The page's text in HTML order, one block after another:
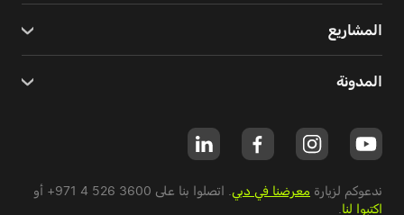
المشاريع
المدونة
ندعوكم لزيارة معرضنا في دبي . اتصلوا بنا على +971 4 526 3600 أو
اكتبوا لنا